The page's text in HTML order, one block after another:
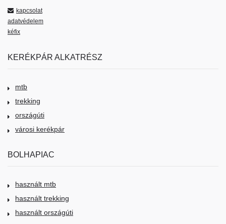
kapcsolat
adatvédelem
kéfix
KERÉKPÁR ALKATRÉSZ
mtb
trekking
országúti
városi kerékpár
BOLHAPIAC
használt mtb
használt trekking
használt országúti